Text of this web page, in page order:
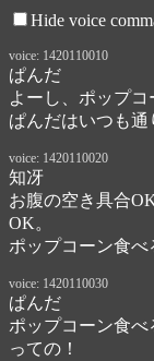
Hide voice
voice: 1420110010
ぱんだ
よーし、ポップコ
ぱんだはいつも通
voice: 1420110020
知冴
お腹の空き具合
OK。
ポップコーン食べ
voice: 1420110030
ぱんだ
ポップコーン食
っての！